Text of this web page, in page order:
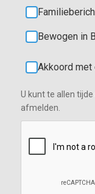
Bewogen in
Akkoord met
U kunt te allen
afmelden.